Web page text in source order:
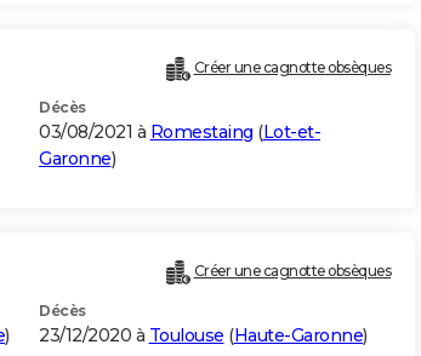
Créer une cagnotte obsèques
Décès
03/08/2021 à Romestaing (Lot-et-
Garonne)
Créer une cagnotte obsèques
)
Décès
23/12/2020 à Toulouse (Haute-Garonne)